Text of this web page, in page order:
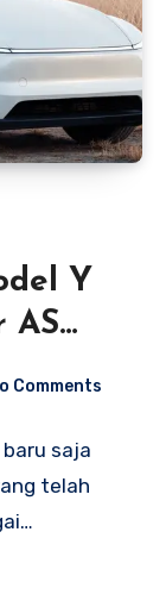
Y
AS
Comments
saja
telah